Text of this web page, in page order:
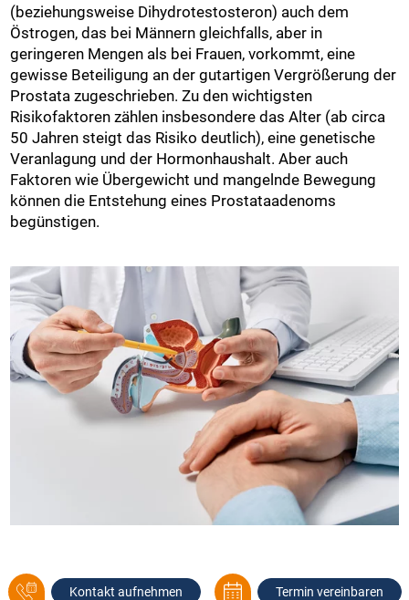
(beziehungsweise Dihydrotestosteron) auch dem
Östrogen, das bei Männern gleichfalls, aber in
geringeren Mengen als bei Frauen, vorkommt, eine
gewisse Beteiligung an der gutartigen Vergrößerung der
Prostata zugeschrieben. Zu den wichtigsten
Risikofaktoren zählen insbesondere das Alter (ab circa
50 Jahren steigt das Risiko deutlich), eine genetische
Veranlagung und der Hormonhaushalt. Aber auch
Faktoren wie Übergewicht und mangelnde Bewegung
können die Entstehung eines Prostataadenoms
begünstigen.
Kontakt aufnehmen Termin vereinbaren